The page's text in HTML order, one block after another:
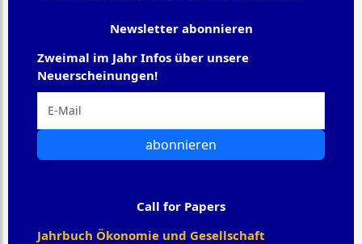
Newsletter abonnieren
Zweimal im Jahr Infos über unsere
Neuerscheinungen!
abonnieren
Call for Papers
Jahrbuch Ökonomie und Gesellschaft